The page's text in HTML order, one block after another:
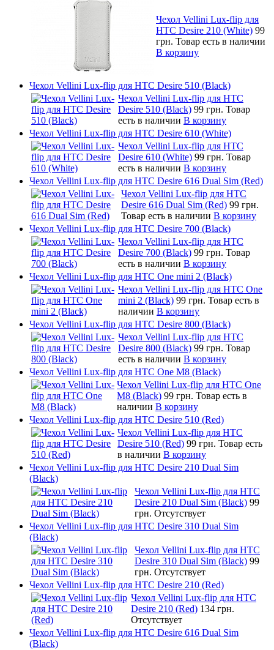
Чехол Vellini Lux-flip для
HTC Desire 210 (White) 99
грн. Товар есть в наличии
В корзину
Чехол Vellini Lux-flip для HTC Desire 510 (Black)
Чехол Vellini Lux-flip для HTC
Desire 510 (Black) 99 грн. Товар
есть в наличии В корзину
Чехол Vellini Lux-flip для HTC Desire 610 (White)
Чехол Vellini Lux-flip для HTC
Desire 610 (White) 99 грн. Товар
есть в наличии В корзину
Чехол Vellini Lux-flip для HTC Desire 616 Dual Sim (Red)
Чехол Vellini Lux-flip для HTC
Desire 616 Dual Sim (Red) 99 грн.
Товар есть в наличии В корзину
Чехол Vellini Lux-flip для HTC Desire 700 (Black)
Чехол Vellini Lux-flip для HTC
Desire 700 (Black) 99 грн. Товар
есть в наличии В корзину
Чехол Vellini Lux-flip для HTC One mini 2 (Black)
Чехол Vellini Lux-flip для HTC One
mini 2 (Black) 99 грн. Товар есть в
наличии В корзину
Чехол Vellini Lux-flip для HTC Desire 800 (Black)
Чехол Vellini Lux-flip для HTC
Desire 800 (Black) 99 грн. Товар
есть в наличии В корзину
Чехол Vellini Lux-flip для HTC One M8 (Black)
Чехол Vellini Lux-flip для HTC One
M8 (Black) 99 грн. Товар есть в
наличии В корзину
Чехол Vellini Lux-flip для HTC Desire 510 (Red)
Чехол Vellini Lux-flip для HTC
Desire 510 (Red) 99 грн. Товар есть
в наличии В корзину
Чехол Vellini Lux-flip для HTC Desire 210 Dual Sim
(Black)
Чехол Vellini Lux-flip для HTC
Desire 210 Dual Sim (Black) 99
грн. Отсутствует
Чехол Vellini Lux-flip для HTC Desire 310 Dual Sim
(Black)
Чехол Vellini Lux-flip для HTC
Desire 310 Dual Sim (Black) 99
грн. Отсутствует
Чехол Vellini Lux-flip для HTC Desire 210 (Red)
Чехол Vellini Lux-flip для HTC
Desire 210 (Red) 134 грн.
Отсутствует
Чехол Vellini Lux-flip для HTC Desire 616 Dual Sim
(Black)